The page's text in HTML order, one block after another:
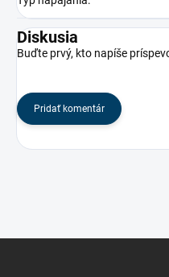
Diskusia
Buďte prvý, kto napíše
Pridať komentár